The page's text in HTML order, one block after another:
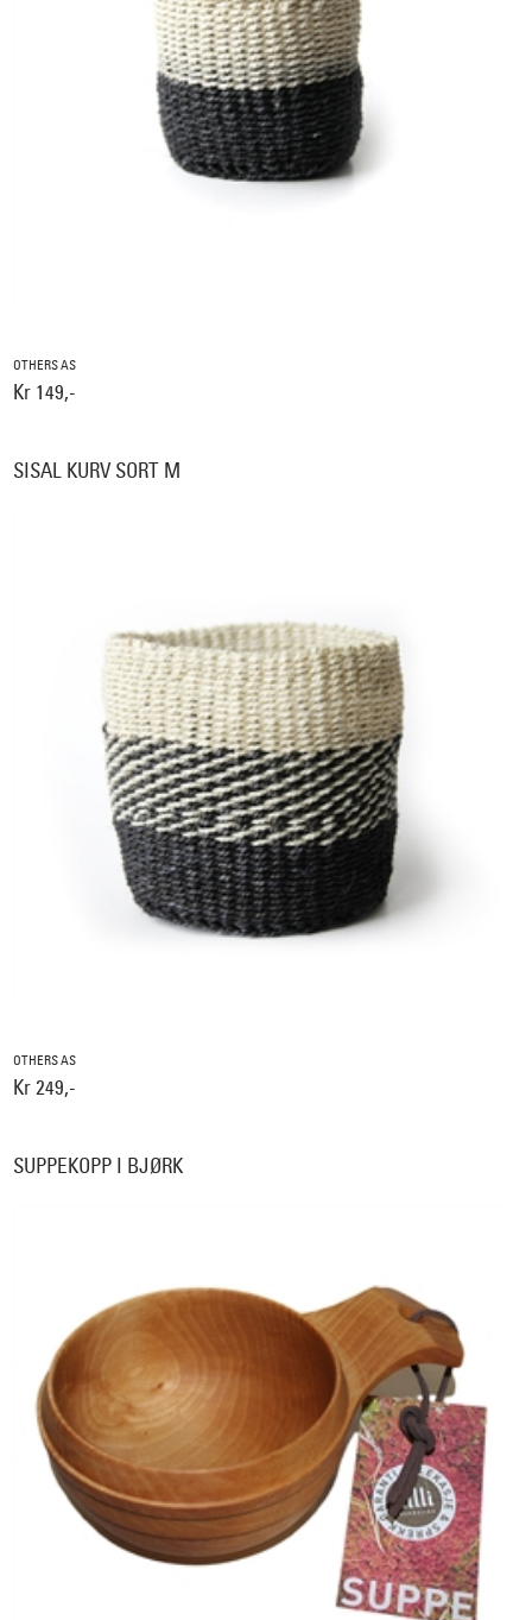
OTHERS AS
Kr 149,-
SISAL KURV SORT M
OTHERS AS
Kr 249,-
SUPPEKOPP I BJØRK